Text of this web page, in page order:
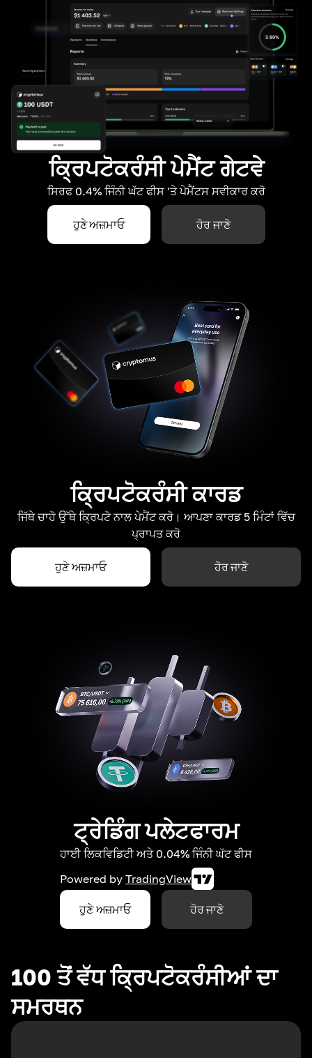
ਕ੍ਰਿਪਟੋਕਰੰਸੀ ਪੇਮੈਂਟ ਗੇਟਵੇ
ਸਿਰਫ 0.4% ਜਿੰਨੀ ਘੱਟ ਫੀਸ 'ਤੇ ਪੇਮੈਂਟਸ ਸਵੀਕਾਰ ਕਰੋ
ਹੁਣੇ ਅਜ਼ਮਾਓ ਹੋਰ ਜਾਣੋ
ਕ੍ਰਿਪਟੋਕਰੰਸੀ ਕਾਰਡ
ਜਿੱਥੇ ਚਾਹੋ ਉੱਥੇ ਕ੍ਰਿਪਟੋ ਨਾਲ ਪੇਮੈਂਟ ਕਰੋ। ਆਪਣਾ ਕਾਰਡ 5 ਮਿੰਟਾਂ ਵਿੱਚ
ਪ੍ਰਾਪਤ ਕਰੋ
ਹੁਣੇ ਅਜ਼ਮਾਓ ਹੋਰ ਜਾਣੋ
ਟ੍ਰੇਡਿੰਗ ਪਲੇਟਫਾਰਮ
ਹਾਈ ਲਿਕਵਿਡਿਟੀ ਅਤੇ 0.04% ਜਿੰਨੀ ਘੱਟ ਫੀਸ
Powered by TradingView
ਹੁਣੇ ਅਜ਼ਮਾਓ ਹੋਰ ਜਾਣੋ
100 ਤੋਂ ਵੱਧ ਕ੍ਰਿਪਟੋਕਰੰਸੀਆਂ ਦਾ
ਸਮਰਥਨ